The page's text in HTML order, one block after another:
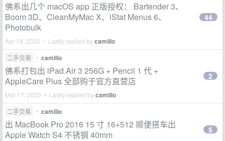
佛系出几个 macOS app 正版授权： Bartender 3、
Boom 3D、CleanMyMac X、iStat Menus 6、
Photobulk
Apr 18, 2020 • Lastly replied bycamillo
44
二手交易 • camillo
佛系打包出 iPad Air 3 256G + Pencil 1 代 +
AppleCare Plus 全部购于官方直营店
Mar 17, 2020 • Lastly replied bycamillo
2
二手交易 • camillo
出 MacBook Pro 2016 15 寸 16+512 顺便搭车出
Apple Watch S4 不锈钢 40mm
5